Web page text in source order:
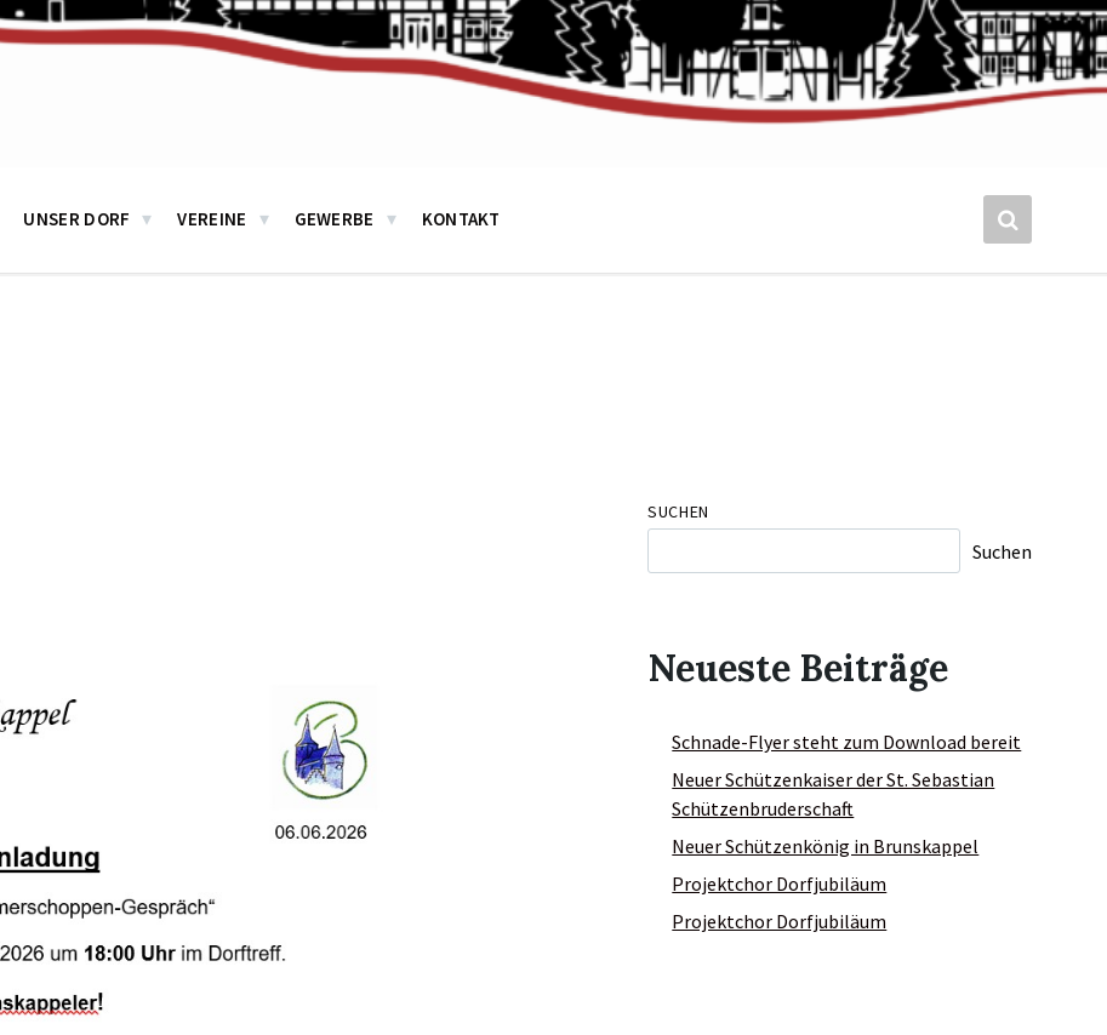
UNSER DORF VEREINE GEWERBE KONTAKT
SUCHEN
Suchen
Neueste Beiträge
Schnade-Flyer steht zum Download bereit
Neuer Schützenkaiser der St. Sebastian
Schützenbruderschaft
Neuer Schützenkönig in Brunskappel
Projektchor Dorfjubiläum
Projektchor Dorfjubiläum